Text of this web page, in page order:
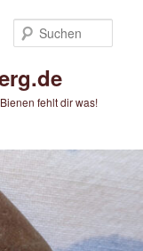
fehlt dir was!